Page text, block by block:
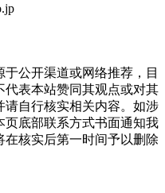
于公开渠道或网络推荐，目
代表本站赞同其观点或对其
自行核实相关内容。如涉
页底部联系方式书面通知我
核实后第一时间予以删除